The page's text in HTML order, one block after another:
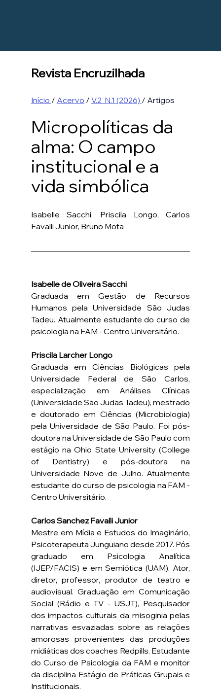
Revista Encruzilhada
Início / Acervo / V.2  N.1 (2026) / Artigos
Micropolíticas da
alma: O campo
institucional e a
vida simbólica
Isabelle Sacchi, Priscila Longo, Carlos
Favalli Junior, Bruno Mota
Isabelle de Oliveira Sacchi
Graduada em Gestão de Recursos
Humanos pela Universidade São Judas
Tadeu. Atualmente estudante do curso de
psicologia na FAM - Centro Universitário.
Priscila Larcher Longo
Graduada em Ciências Biológicas pela
Universidade Federal de São Carlos,
especialização em Análises Clínicas
(Universidade São Judas Tadeu), mestrado
e doutorado em Ciências (Microbiologia)
pela Universidade de São Paulo. Foi pós-
doutora na Universidade de São Paulo com
estágio na Ohio State University (College
of Dentistry) e pós-doutora na
Universidade Nove de Julho. Atualmente
estudante do curso de psicologia na FAM -
Centro Universitário.
Carlos Sanchez Favalli Junior
Mestre em Mídia e Estudos do Imaginário,
Psicoterapeuta Junguiano desde 2017. Pós
graduado em Psicologia Analítica
(IJEP/FACIS) e em Semiótica (UAM). Ator,
diretor, professor, produtor de teatro e
audiovisual. Graduação em Comunicação
Social (Rádio e TV - USJT), Pesquisador
dos impactos culturais da misoginia pelas
narrativas esvaziadas sobre as relações
amorosas provenientes das produções
midiáticas dos coaches Redpills. Estudante
do Curso de Psicologia da FAM e monitor
da disciplina Estágio de Práticas Grupais e
Institucionais.